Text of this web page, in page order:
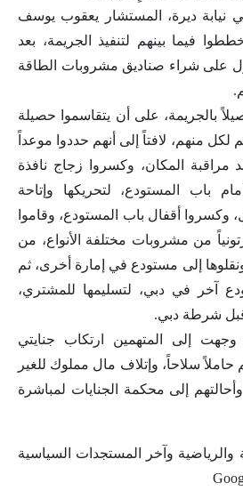
نيابة ديرة، المستشار يعقوب يوسف
فيما بينهم لتنفيذ الجريمة، بعد
على شراء صناديق مشروبات الطاقة
بالجريمة، على أن يتقاسموا حصيلة
بواقع 5000 درهم لكل منهم، لافتاً إلى أنهم حددوا موعداً
مراقبة المكان، وكسروا زجاج نافذة
باب المستودع، لتحريكها وإتاحة
وكسروا أقفال باب المستودع، وقاموا
كرتونياً من مشروبات مختلفة الأنواع، من
إلى مستودع في إمارة أخرى، ثم
آخر في دبي، لتسليمها للمشتري،
شرطة دبي.
وجهت إلى المتهمين ارتكاب جنايتي
حاملاً سلاحاً، وإتلاف مال مملوك للغير
إلى محكمة الجنايات لمباشرة
والرياضية وآخر المستجدات السياسية